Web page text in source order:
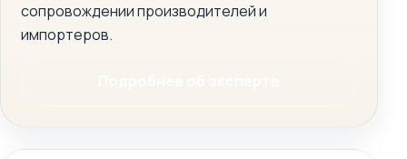
сопровождении производителей и
импортеров.